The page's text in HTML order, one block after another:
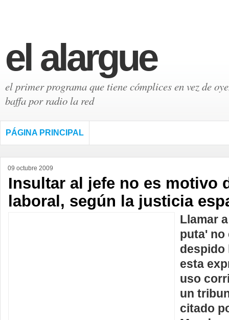
el alargue
el primer programa que tiene cómplices en vez de
baffa por radio la red
PÁGINA PRINCIPAL
09 octubre 2009
Insultar al jefe no es motivo
laboral, según la justicia
Llamar
puta' no
despido
esta
uso
un
citado